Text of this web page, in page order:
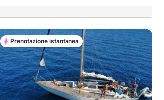
Prenotazione istantanea